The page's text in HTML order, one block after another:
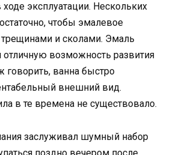
эксплуатации. Нескольких
чтобы эмалевое
и сколами. Эмаль
отличную возможность развития
ванна быстро
внешний вид.
в те времена не существовало.
заслуживал шумный набор
поздно вечером после